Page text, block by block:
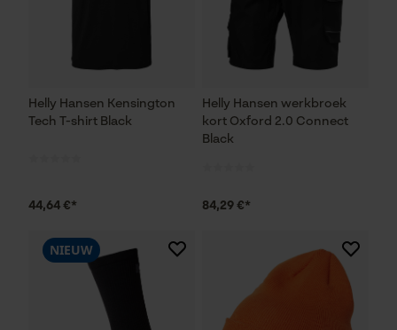
Helly Hansen Kensington
Tech T-shirt Black
44,64 €*
Helly Hansen werkbroek
kort Oxford 2.0 Connect
Black
84,29 €*
NIEUW